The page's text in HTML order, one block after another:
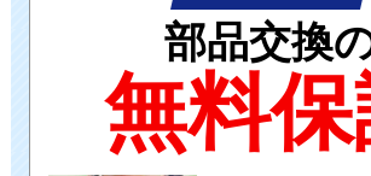
部品交換
無料